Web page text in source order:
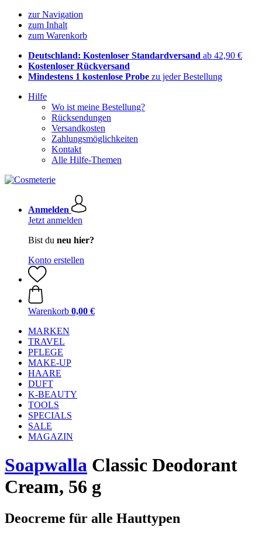
zur Navigation
zum Inhalt
zum Warenkorb
Deutschland: Kostenloser Standardversand ab 42,90 €
Kostenloser Rückversand
Mindestens 1 kostenlose Probe zu jeder Bestellung
Hilfe
Wo ist meine Bestellung?
Rücksendungen
Versandkosten
Zahlungsmöglichkeiten
Kontakt
Alle Hilfe-Themen
Anmelden
Jetzt anmelden
Bist du neu hier?
Konto erstellen
Warenkorb 0,00 €
MARKEN
TRAVEL
PFLEGE
MAKE-UP
HAARE
DUFT
K-BEAUTY
TOOLS
SPECIALS
SALE
MAGAZIN
Soapwalla Classic Deodorant
Cream, 56 g
Deocreme für alle Hauttypen